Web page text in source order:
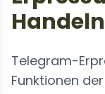
Telegram-
Funktionen